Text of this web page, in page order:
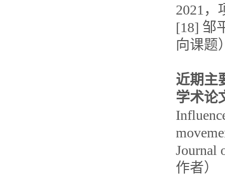
2021，
[18] 邹
向课题
近期主
学术论
Journal
作者）